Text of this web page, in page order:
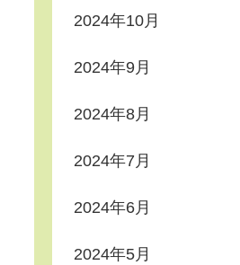
2024年10月
2024年9月
2024年8月
2024年7月
2024年6月
2024年5月